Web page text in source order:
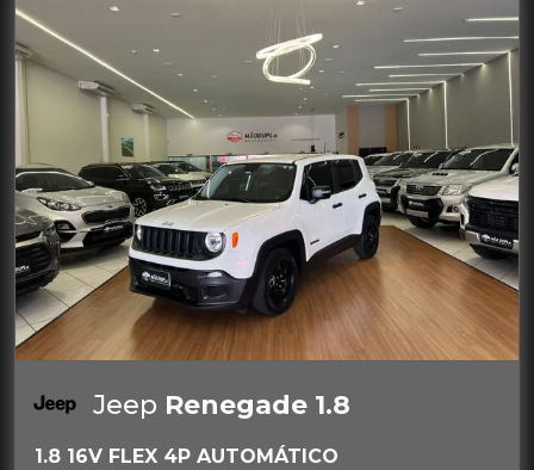
Jeep Renegade 1.8
1.8 16V FLEX 4P AUTOMÁTICO